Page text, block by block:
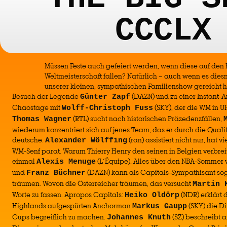
CCCLX
Müssen Feste auch gefeiert werden, wenn diese auf
Weltmeisterschaft fallen? Natürlich – auch wenn es
unserer kleinen, sympathischen Familienshow gereicht
Besuch der LegendeGünter Zapf(DAZN) und zu einer Instant-
Chaostage mitWolff-Christoph Fuss (SKY), der die WM in
Thomas Wagner (RTL) sucht nach historischen Präzedenzfällen,
wiederum konzentriert sich auf jenes Team, das er durch die
deutsche.Alexander Wölffing(ran) assistiert nicht nur, hat
WM-Senf parat. Warum Thierry Henry den seinen in Belgien
einmalAlexis Menuge(L´Équipe). Alles über den NBA-
und Franz Büchner (DAZN) kann als Capitals-Sympathisant
träumen. Wovon die Österreicher träumen, das versuchtMartin
Worte zu fassen. Apropos Capitals: Heiko Oldörp(NDR) erklärt
Highlands aufgespürten AnchormanMarkus Gaupp(SKY) die
Cups begreiflich zu machen.Johannes Knuth (SZ) beschreibt